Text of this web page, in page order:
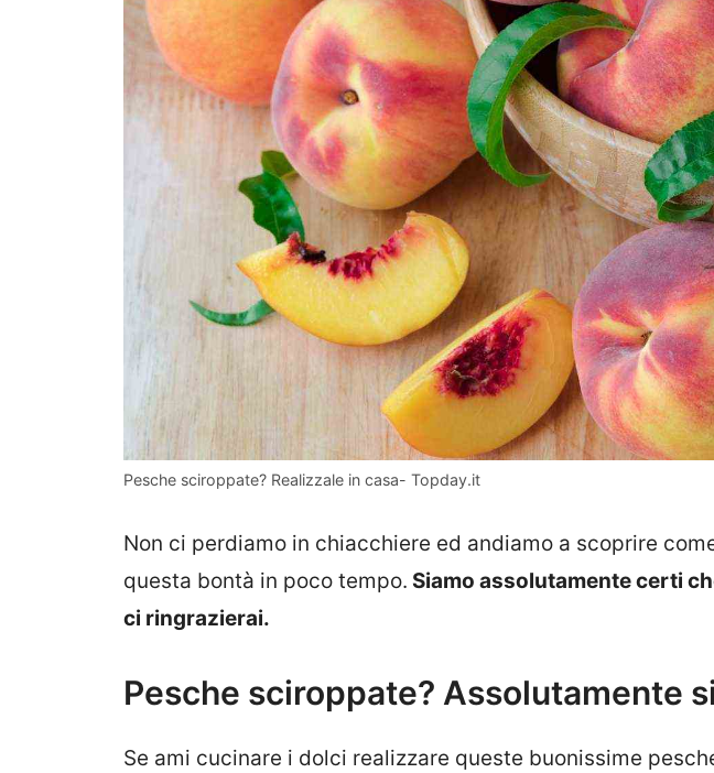
Pesche sciroppate? Realizzale in casa- Topday.it
Non ci perdiamo in chiacchiere ed andiamo a scoprire
questa bontà in poco tempo. Siamo assolutamente certi
ci ringrazierai.
Pesche sciroppate? Assolutamente
Se ami cucinare i dolci realizzare queste buonissime